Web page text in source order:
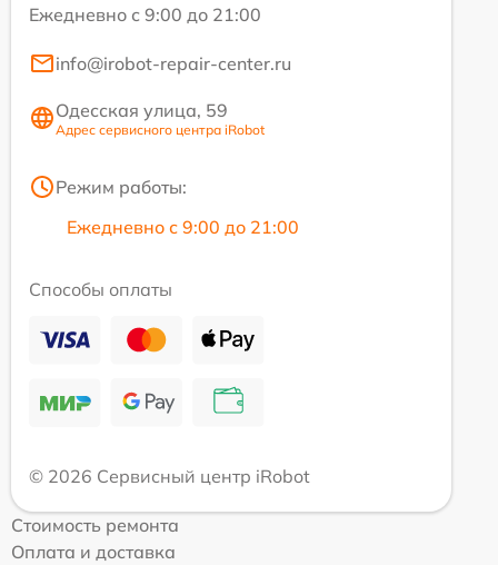
Ежедневно с 9:00 до 21:00
info@irobot-repair-center.ru
Одесская улица, 59
Адрес сервисного центра iRobot
Режим работы:
Ежедневно с 9:00 до 21:00
Способы оплаты
© 2026 Сервисный центр iRobot
Стоимость ремонта
Оплата и доставка